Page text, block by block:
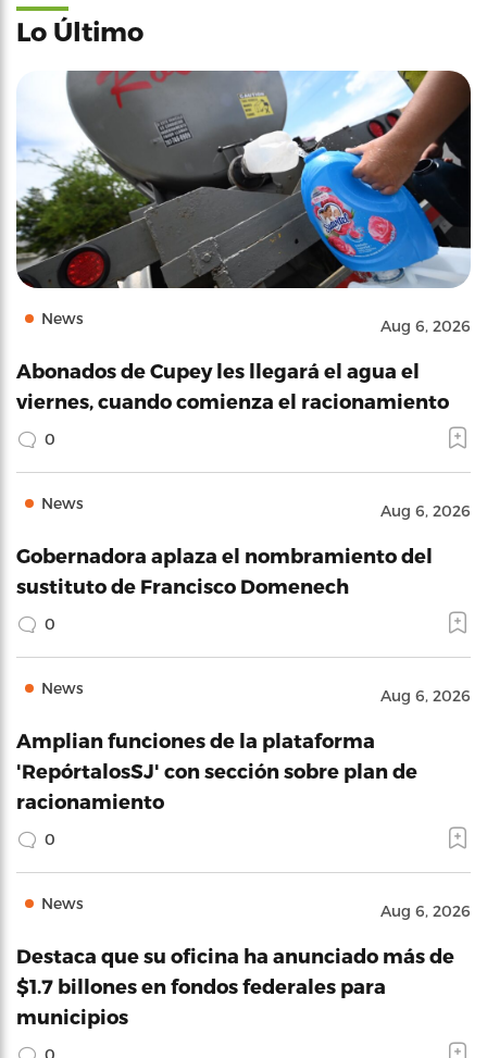
Lo Último
News Aug 6, 2026
Abonados de Cupey les llegará el agua el
viernes, cuando comienza el racionamiento
0
News Aug 6, 2026
Gobernadora aplaza el nombramiento del
sustituto de Francisco Domenech
0
News Aug 6, 2026
Amplian funciones de la plataforma
'RepórtalosSJ' con sección sobre plan de
racionamiento
0
News Aug 6, 2026
Destaca que su oficina ha anunciado más de
$1.7 billones en fondos federales para
municipios